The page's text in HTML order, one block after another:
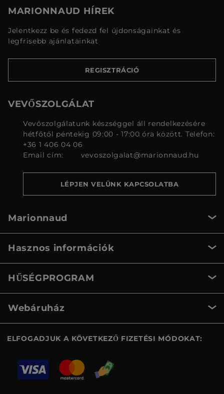
MARIONNAUD HÍREK
Jelentkezz be és fedezd fel újdonságainkat és
legfrisebb ajánlatainkat
REGISZTRÁCIÓ
VEVŐSZOLGÁLAT
Vevőszolgálatunk készséggel áll rendelkezésére
hétfőtől péntekig 09:00 - 17:00 óra között. Telefon:
+36 1 406 04 06
Email cím:
vevoszolgalat@marionnaud.hu
LÉPJEN VELÜNK KAPCSOLATBA
Marionnaud
Hasznos információk
HŰSÉGPROGRAM
Webáruház
ELFOGADJUK A KÖVETKEZŐ FIZETÉSI MÓDOKAT: